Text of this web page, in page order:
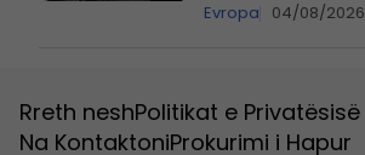
Evropa 04/08/2026
Rreth neshPolitikat e Privatësisë
Na KontaktoniProkurimi i Hapur